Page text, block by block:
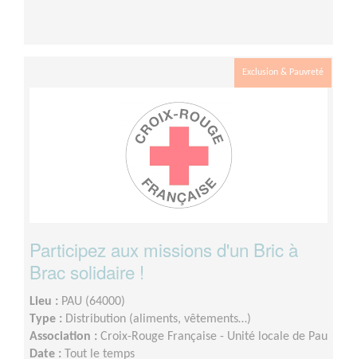
Exclusion & Pauvreté
Participez aux missions d'un Bric à
Brac solidaire !
Lieu : PAU (64000)
Type : Distribution (aliments, vêtements…)
Association : Croix-Rouge Française - Unité locale de Pau
Date :
Tout le temps